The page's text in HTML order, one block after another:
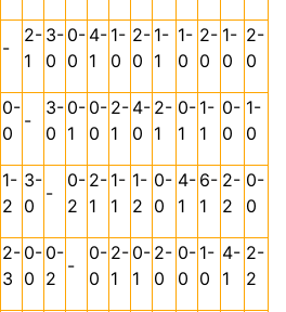
-
2-
1
3-
0
0-
0
4-
1
1-
0
2-
0
1-
1
1-
0
2-
0
1-
0
2-
0
0-
0
-
3-
0
0-
1
0-
0
2-
1
4-
0
2-
1
0-
1
1-
1
0-
0
1-
0
1-
2
3-
0
-
0-
2
2-
1
1-
1
1-
2
0-
0
4-
1
6-
1
2-
2
0-
0
2-
3
0-
0
0-
2
-
0-
0
2-
1
0-
1
2-
0
0-
0
1-
0
4-
1
2-
2